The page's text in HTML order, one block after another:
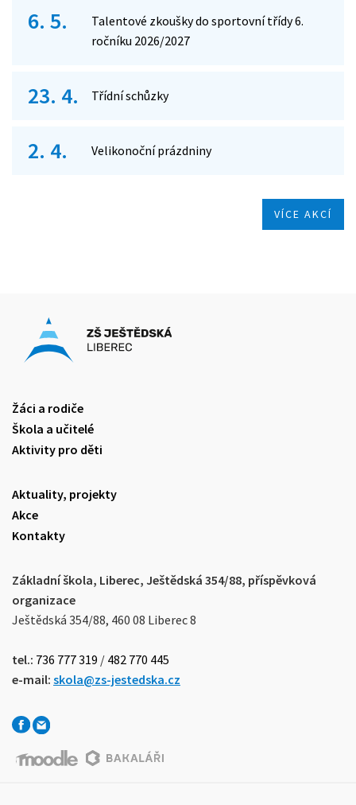
6. 5.
Talentové zkoušky do sportovní třídy 6.
ročníku 2026/2027
23. 4. Třídní schůzky
2. 4. Velikonoční prázdniny
VÍCE AKCÍ
Žáci a rodiče
Škola a učitelé
Aktivity pro děti
Aktuality, projekty
Akce
Kontakty
Základní škola, Liberec, Ještědská 354/88, příspěvková
organizace
Ještědská 354/88, 460 08 Liberec 8
tel.: 736 777 319 / 482 770 445
e-mail: skola@zs-jestedska.cz